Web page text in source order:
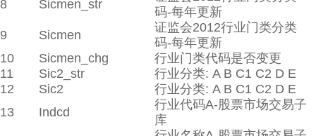
8
Sicmen_str
码-每年更新
9
Sicmen
证监会2012行业门类分类
码-每年更新
10
Sicmen_chg
行业门类代码是否变更
11
Sic2_str
行业分类: A B C1 C2 D E
12
Sic2
行业分类: A B C1 C2 D E
13
Indcd
行业代码A-股票市场交易子
库